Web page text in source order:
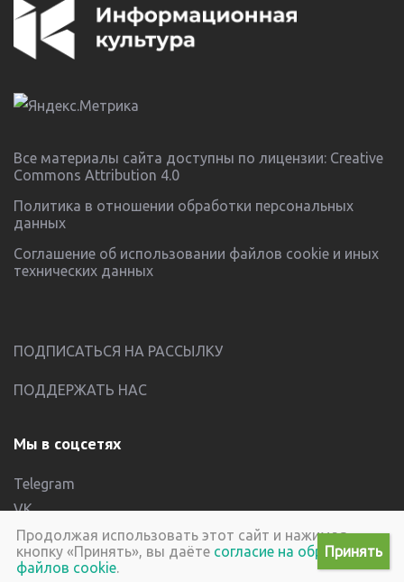
Все материалы сайта доступны по лицензии: Creative
Commons Attribution 4.0
Политика в отношении обработки персональных
данных
Соглашение об использовании файлов cookie и иных
технических данных
ПОДПИСАТЬСЯ НА РАССЫЛКУ
ПОДДЕРЖАТЬ НАС
Мы в соцсетях
Telegram
VK
YouTube
Продолжая использовать этот сайт и нажимая
кнопку «Принять», вы даёте согласие на обработку
файлов cookie.